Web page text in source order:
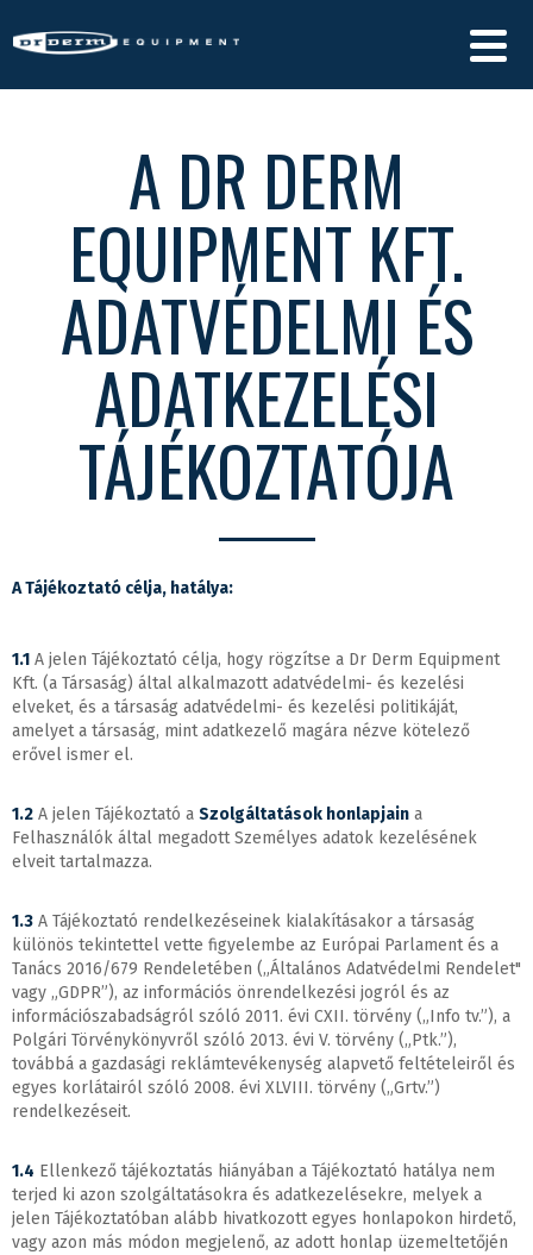
A DR DERM
EQUIPMENT KFT.
ADATVÉDELMI ÉS
ADATKEZELÉSI
TÁJÉKOZTATÓJA
A Tájékoztató célja, hatálya:
1.1 A jelen Tájékoztató célja, hogy rögzítse a Dr Derm Equipment
Kft. (a Társaság) által alkalmazott adatvédelmi- és kezelési
elveket, és a társaság adatvédelmi- és kezelési politikáját,
amelyet a társaság, mint adatkezelő magára nézve kötelező
erővel ismer el.
1.2 A jelen Tájékoztató a Szolgáltatások honlapjain a
Felhasználók által megadott Személyes adatok kezelésének
elveit tartalmazza.
1.3 A Tájékoztató rendelkezéseinek kialakításakor a társaság
különös tekintettel vette figyelembe az Európai Parlament és a
Tanács 2016/679 Rendeletében („Általános Adatvédelmi Rendelet"
vagy „GDPR”), az információs önrendelkezési jogról és az
információszabadságról szóló 2011. évi CXII. törvény („Info tv.”), a
Polgári Törvénykönyvről szóló 2013. évi V. törvény („Ptk.”),
továbbá a gazdasági reklámtevékenység alapvető feltételeiről és
egyes korlátairól szóló 2008. évi XLVIII. törvény („Grtv.”)
rendelkezéseit.
1.4 Ellenkező tájékoztatás hiányában a Tájékoztató hatálya nem
terjed ki azon szolgáltatásokra és adatkezelésekre, melyek a
jelen Tájékoztatóban alább hivatkozott egyes honlapokon hirdető,
vagy azon más módon megjelenő, az adott honlap üzemeltetőjén